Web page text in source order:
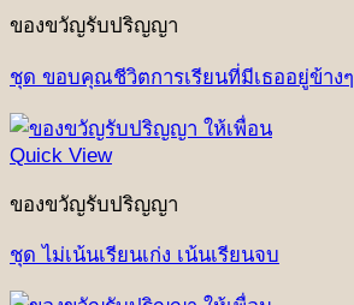
ของขวัญรับปริญญา
ชุด ขอบคุณชีวิตการเรียนที่มีเธออยู่ข้างๆ
Quick View
ของขวัญรับปริญญา
ชุด ไม่เน้นเรียนเก่ง เน้นเรียนจบ